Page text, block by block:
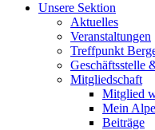
Unsere Sektion
Aktuelles
Veranstaltungen
Treffpunkt
Geschäftsstelle
Mitgliedschaft
Mitglied
Mein
Beiträge